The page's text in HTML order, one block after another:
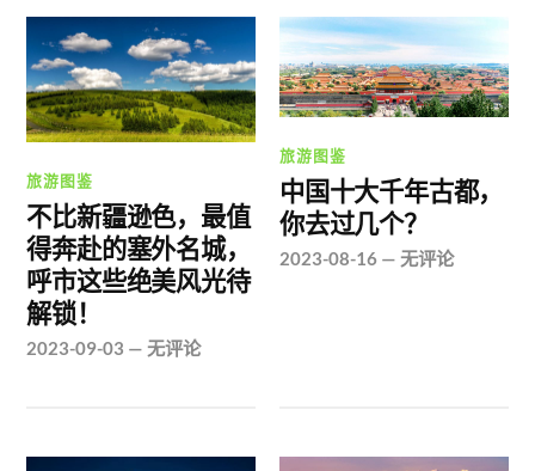
旅游图鉴
不比新疆逊色，最值
得奔赴的塞外名城，
呼市这些绝美风光待
解锁！
2023-09-03 —无评论
旅游图鉴
中国十大千年古都，
你去过几个？
2023-08-16 —无评论